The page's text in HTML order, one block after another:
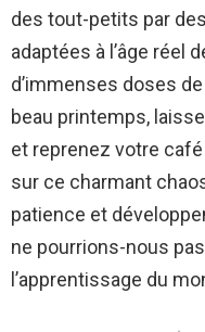
des tout-petits par
adaptées à l’âge réel
d’immenses doses
beau printemps,
et reprenez votre
sur ce charmant
patience et
ne pourrions-nous
l’apprentissage du